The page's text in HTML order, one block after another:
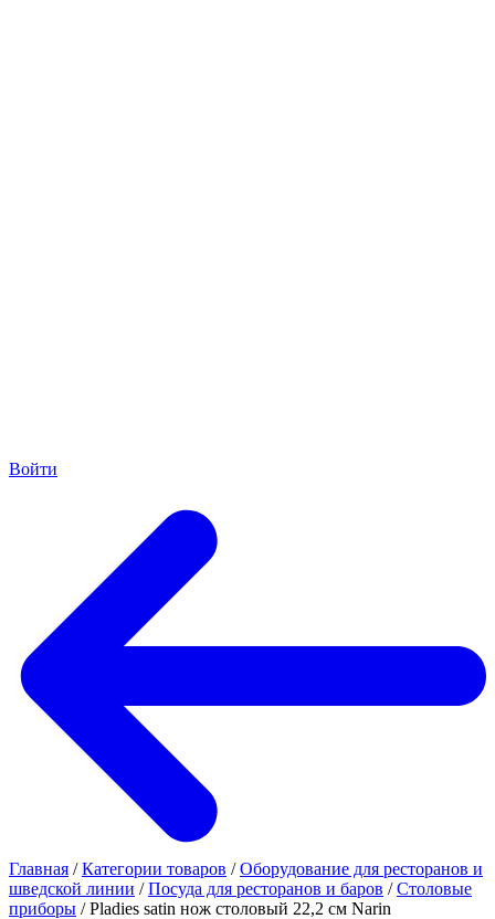
Войти
Главная / Категории товаров / Оборудование для ресторанов и
шведской линии / Посуда для ресторанов и баров / Столовые
приборы / Pladies satin нож столовый 22,2 см Narin